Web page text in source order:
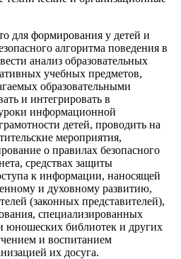
для формирования у детей и
алгоритма поведения в
анализ образовательных
учебных предметов,
образовательными
и интегрировать в
информационной
детей, проводить на
мероприятия,
о правилах безопасного
средствах защиты
к информации, наносящей
и духовному развитию,
(законных представителей),
специализированных
юношеских библиотек и других
и воспитанием
их досуга.